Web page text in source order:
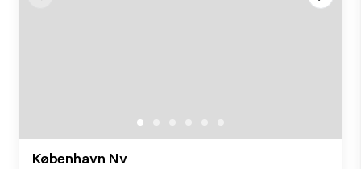
København Nv